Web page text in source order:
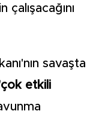
çalışacağını
savaşta
etkili